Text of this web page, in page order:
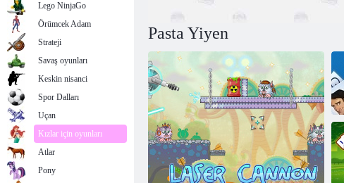
Pasta Yiyen
Lego NinjaGo
Örümcek Adam
Strateji
Savaş oyunları
Keskin nisanci
Spor Dalları
Uçan
Kızlar için oyunları
Atlar
Pony